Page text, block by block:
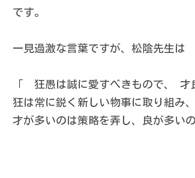
です。
一見過激な言葉ですが、松陰先生は
「　狂愚は誠に愛すべきもので、 才
狂は常に鋭く新しい物事に取り組み
才が多いのは策略を弄し、良が多い